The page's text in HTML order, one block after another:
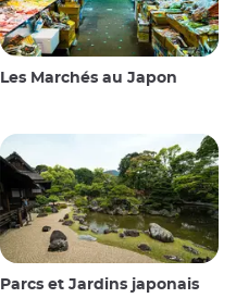
Les Marchés au Japon
Parcs et Jardins japonais